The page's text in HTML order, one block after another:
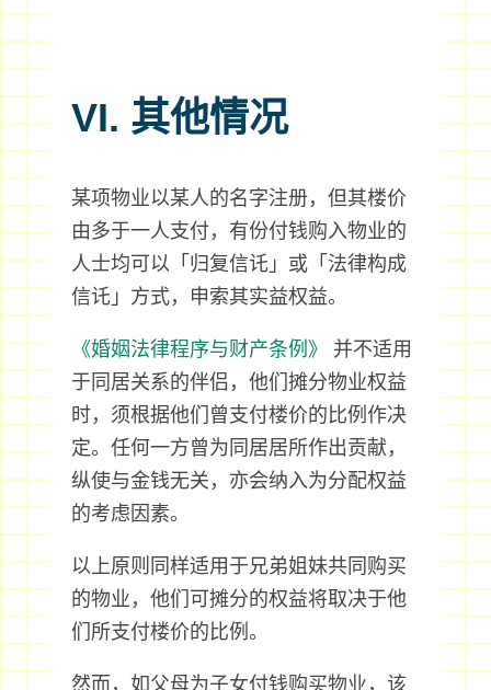
VI. 其他情况
某项物业以某人的名字注册，但其楼价
由多于一人支付，有份付钱购入物业的
人士均可以「归复信讬」或「法律构成
信讬」方式，申索其实益权益。
《婚姻法律程序与财产条例》
并不适用
于同居关系的伴侣，他们摊分物业权益
时，须根据他们曾支付楼价的比例作决
定。任何一方曾为同居居所作出贡献，
纵使与金钱无关，亦会纳入为分配权益
的考虑因素。
以上原则同样适用于兄弟姐妹共同购买
的物业，他们可摊分的权益将取决于他
们所支付楼价的比例。
然而，如父母为子女付钱购买物业，该